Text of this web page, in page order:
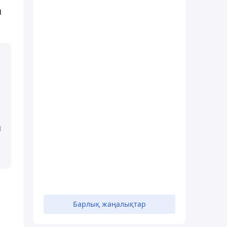
Барлық жаңалықтар